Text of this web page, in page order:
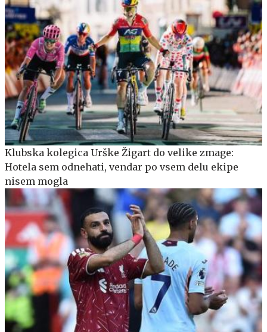
Klubska kolegica Urške Žigart do velike zmage:
Hotela sem odnehati, vendar po vsem delu ekipe
nisem mogla